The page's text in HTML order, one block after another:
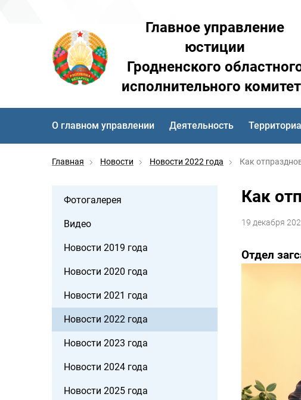
Главное управление
юстиции
Гродненского
исполнительного
О главном управлении Деятельность
Главная Новости Новости 2022 года Как
Как
19 декабря
Отдел
Фотогалерея
Видео
Новости 2019 года
Новости 2020 года
Новости 2021 года
Новости 2022 года
Новости 2023 года
Новости 2024 года
Новости 2025 года